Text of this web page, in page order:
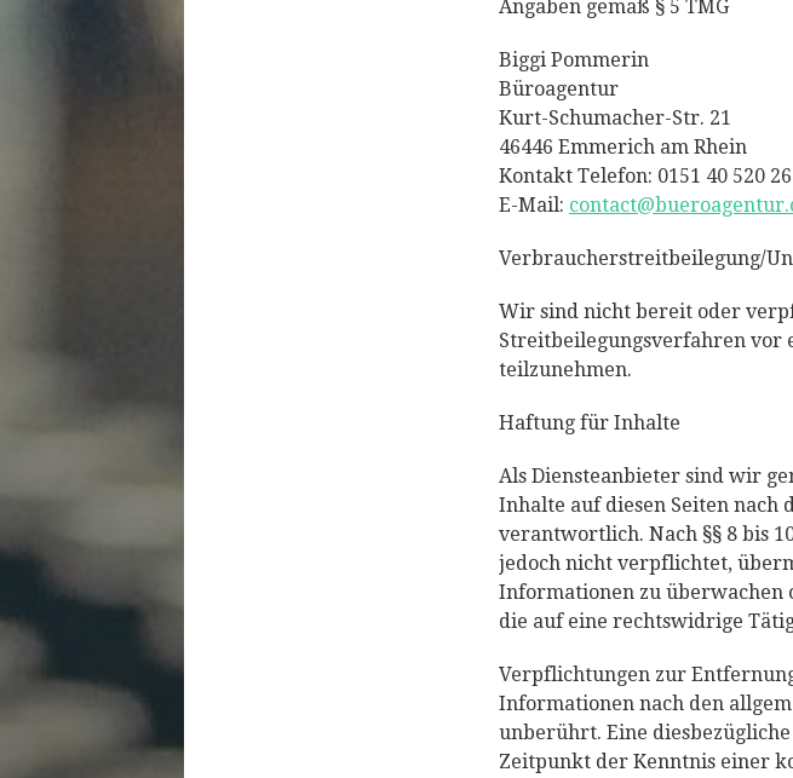
Angaben gemäß § 5 TMG
Biggi Pommerin
Büroagentur
Kurt-Schumacher-Str. 21
46446 Emmerich am Rhein
Kontakt Telefon: 0151 40 520
E-Mail:
Verbraucherstreitbeilegung/
Wir sind nicht bereit oder
Streitbeilegungsverfahren vor
teilzunehmen.
Haftung für Inhalte
Als Diensteanbieter sind wir
Inhalte auf diesen Seiten nach
verantwortlich. Nach §§ 8 bis
jedoch nicht verpflichtet,
Informationen zu überwachen
die auf eine rechtswidrige
Verpflichtungen zur
Informationen nach den
unberührt. Eine
Zeitpunkt der Kenntnis einer